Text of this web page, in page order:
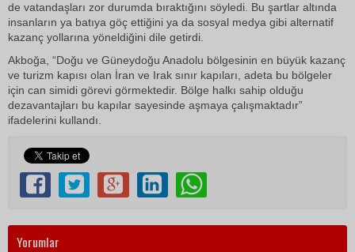
de vatandaşları zor durumda bıraktığını söyledi. Bu şartlar altında
insanların ya batıya göç ettiğini ya da sosyal medya gibi alternatif
kazanç yollarına yöneldiğini dile getirdi.
Akboğa, “Doğu ve Güneydoğu Anadolu bölgesinin en büyük kazanç
ve turizm kapısı olan İran ve Irak sınır kapıları, adeta bu bölgeler
için can simidi görevi görmektedir. Bölge halkı sahip olduğu
dezavantajları bu kapılar sayesinde aşmaya çalışmaktadır”
ifadelerini kullandı.
Yorumlar